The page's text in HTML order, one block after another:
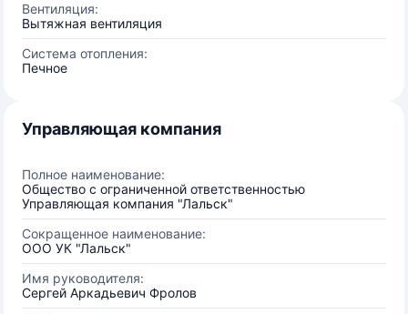
Вентиляция:
Вытяжная вентиляция
Система отопления:
Печное
Управляющая компания
Полное наименование:
Общество с ограниченной ответственностью
Управляющая компания "Лальск"
Сокращенное наименование:
ООО УК "Лальск"
Имя руководителя:
Сергей Аркадьевич Фролов